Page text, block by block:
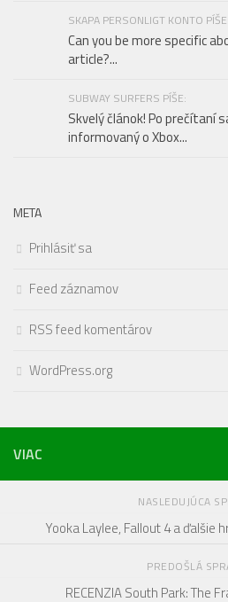
SKAPA PERSONLIGT KONTO PÍŠE:
Can you be more specific
article?...
SUBWAY SURFERS PÍŠE:
Skvelý článok! Po prečítaní
informovaný o Xbox...
META
Prihlásiť sa
Feed záznamov
RSS feed komentárov
WordPress.org
VIAC
NASLEDUJÚCA
Yooka Laylee, Fallout 4 a ďalšie
PREDOŠLÁ
RECENZIA South Park: The